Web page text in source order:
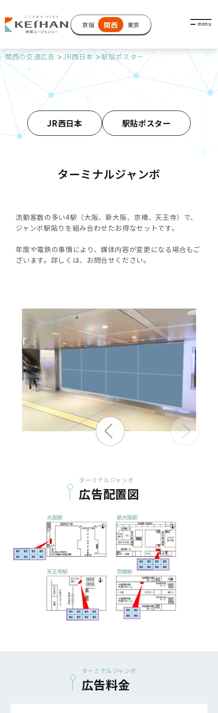
京阪 関西 東京
関西の交通広告 JR西日本 駅貼ポスター
JR西日本 駅貼ポスター
ターミナルジャンボ
流動客数の多い4駅（大阪、新大阪、京橋、天王寺）で、
ジャンボ駅貼りを組み合わせたお得なセットです。
年度や電鉄の事情により、媒体内容が変更になる場合もご
ざいます。詳しくは、お問合せください。
ターミナルジャンボ
広告配置図
ターミナルジャンボ
広告料金